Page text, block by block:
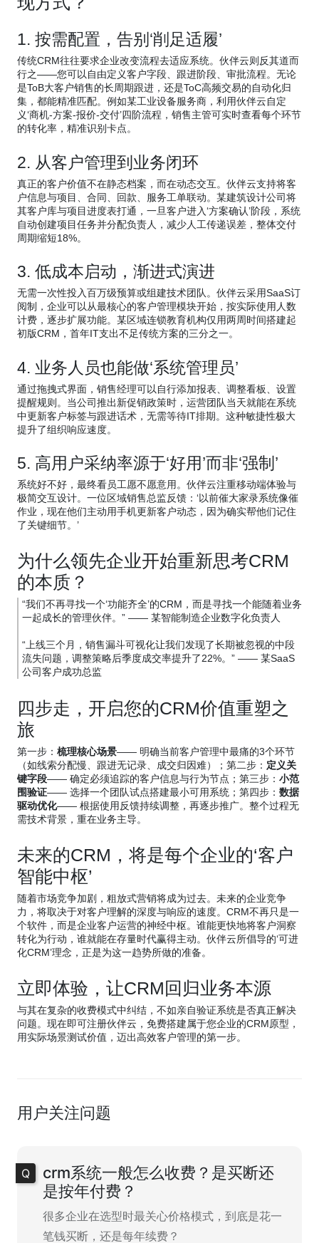
1. 按需配置，告别‘削足适履’
传统CRM往往要求企业改变流程去适应系统。伙伴云则反其道而
行之——您可以自由定义客户字段、跟进阶段、审批流程。无论
是ToB大客户销售的长周期跟进，还是ToC高频交易的自动化归
集，都能精准匹配。例如某工业设备服务商，利用伙伴云自定
义‘商机-方案-报价-交付’四阶流程，销售主管可实时查看每个环节
的转化率，精准识别卡点。
2. 从客户管理到业务闭环
真正的客户价值不在静态档案，而在动态交互。伙伴云支持将客
户信息与项目、合同、回款、服务工单联动。某建筑设计公司将
其客户库与项目进度表打通，一旦客户进入‘方案确认’阶段，系统
自动创建项目任务并分配负责人，减少人工传递误差，整体交付
周期缩短18%。
3. 低成本启动，渐进式演进
无需一次性投入百万级预算或组建技术团队。伙伴云采用SaaS订
阅制，企业可以从最核心的客户管理模块开始，按实际使用人数
计费，逐步扩展功能。某区域连锁教育机构仅用两周时间搭建起
初版CRM，首年IT支出不足传统方案的三分之一。
4. 业务人员也能做‘系统管理员’
通过拖拽式界面，销售经理可以自行添加报表、调整看板、设置
提醒规则。当公司推出新促销政策时，运营团队当天就能在系统
中更新客户标签与跟进话术，无需等待IT排期。这种敏捷性极大
提升了组织响应速度。
5. 高用户采纳率源于‘好用’而非‘强制’
系统好不好，最终看员工愿不愿意用。伙伴云注重移动端体验与
极简交互设计。一位区域销售总监反馈：‘以前催大家录系统像催
作业，现在他们主动用手机更新客户动态，因为确实帮他们记住
了关键细节。’
为什么领先企业开始重新思考CRM
的本质？
“我们不再寻找一个‘功能齐全’的CRM，而是寻找一个能随着业务
一起成长的管理伙伴。” —— 某智能制造企业数字化负责人
“上线三个月，销售漏斗可视化让我们发现了长期被忽视的中段
流失问题，调整策略后季度成交率提升了22%。” —— 某SaaS
公司客户成功总监
四步走，开启您的CRM价值重塑之
旅
第一步： 梳理核心场景—— 明确当前客户管理中最痛的3个环节
（如线索分配慢、跟进无记录、成交归因难）；第二步： 定义关
键字段—— 确定必须追踪的客户信息与行为节点；第三步： 小范
围验证—— 选择一个团队试点搭建最小可用系统；第四步： 数据
驱动优化—— 根据使用反馈持续调整，再逐步推广。整个过程无
需技术背景，重在业务主导。
未来的CRM，将是每个企业的‘客户
智能中枢’
随着市场竞争加剧，粗放式营销将成为过去。未来的企业竞争
力，将取决于对客户理解的深度与响应的速度。CRM不再只是一
个软件，而是企业客户运营的神经中枢。谁能更快地将客户洞察
转化为行动，谁就能在存量时代赢得主动。伙伴云所倡导的‘可进
化CRM’理念，正是为这一趋势所做的准备。
立即体验，让CRM回归业务本源
与其在复杂的收费模式中纠结，不如亲自验证系统是否真正解决
问题。现在即可注册伙伴云，免费搭建属于您企业的CRM原型，
用实际场景测试价值，迈出高效客户管理的第一步。
用户关注问题
crm系统一般怎么收费？是买断还
是按年付费？
很多企业在选型时最关心价格模式，到底是花一
笔钱买断，还是每年续费？